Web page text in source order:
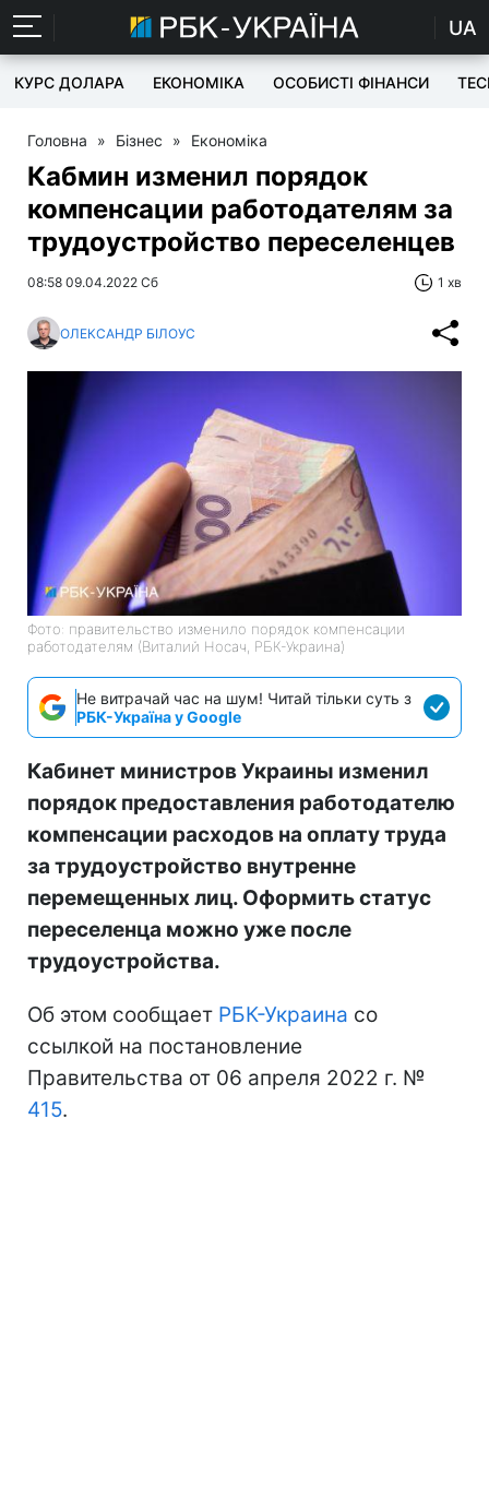
UA
КУРС ДОЛАРА ЕКОНОМІКА ОСОБИСТІ ФІНАНСИ
Головна » Бізнес » Економіка
Кабмин изменил порядок
компенсации работодателям за
трудоустройство переселенцев
08:58 09.04.2022 Сб 1 хв
ОЛЕКСАНДР БІЛОУС
Фото: правительство изменило порядок компенсации
работодателям (Виталий Носач, РБК-Украина)
Не витрачай час на шум! Читай тільки суть з
РБК-Україна у Google
Кабинет министров Украины изменил
порядок предоставления работодателю
компенсации расходов на оплату труда
за трудоустройство внутренне
перемещенных лиц. Оформить статус
переселенца можно уже после
трудоустройства.
Об этом сообщает РБК-Украина со
ссылкой на постановление
Правительства от 06 апреля 2022 г. №
415.